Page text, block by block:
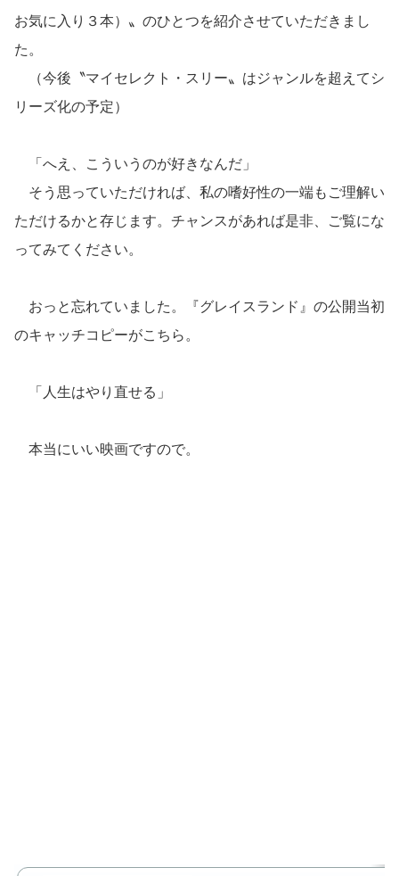
お気に入り３本）〟のひとつを紹介させていただきまし
た。
（今後〝マイセレクト・スリー〟はジャンルを超えてシ
リーズ化の予定）
「へえ、こういうのが好きなんだ」
そう思っていただければ、私の嗜好性の一端もご理解い
ただけるかと存じます。チャンスがあれば是非、ご覧にな
ってみてください。
おっと忘れていました。『グレイスランド』の公開当初
のキャッチコピーがこちら。
「人生はやり直せる」
本当にいい映画ですので。